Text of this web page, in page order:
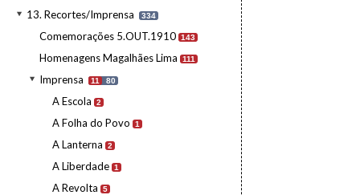
13. Recortes/Imprensa 334
Comemorações 5.OUT.1910 143
Homenagens Magalhães Lima 111
Imprensa 11 80
A Escola 2
A Folha do Povo 1
A Lanterna 2
A Liberdade 1
A Revolta 5